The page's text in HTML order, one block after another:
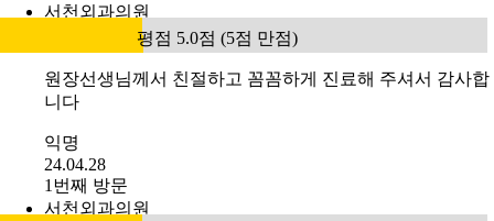
서천외과의원
평점 5.0점 (5점 만점)
원장선생님께서 친절하고 꼼꼼하게 진료해 주셔서 감사합
니다
익명
24.04.28
1번째 방문
서천외과의원